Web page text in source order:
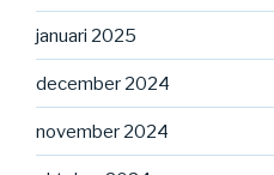
januari 2025
december 2024
november 2024